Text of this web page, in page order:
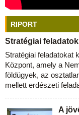
RIPORT
Stratégiai
Stratégiai feladatokat
Központ, amely a
földügyek, az
mellett erdészeti
A